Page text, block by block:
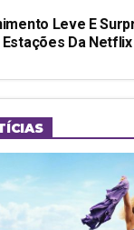
Leve E
Da Netflix